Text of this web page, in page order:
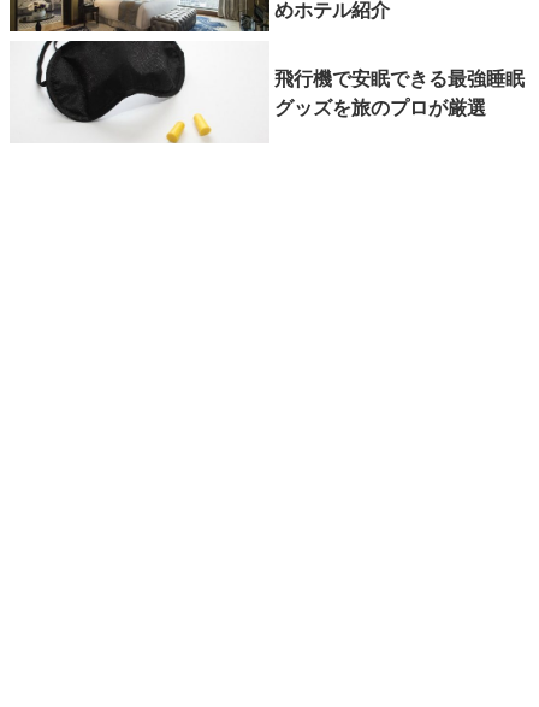
めホテル紹介
飛行機で安眠できる最強睡眠
グッズを旅のプロが厳選